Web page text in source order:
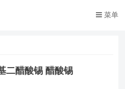
菜单
二醋酸锡 醋酸锡